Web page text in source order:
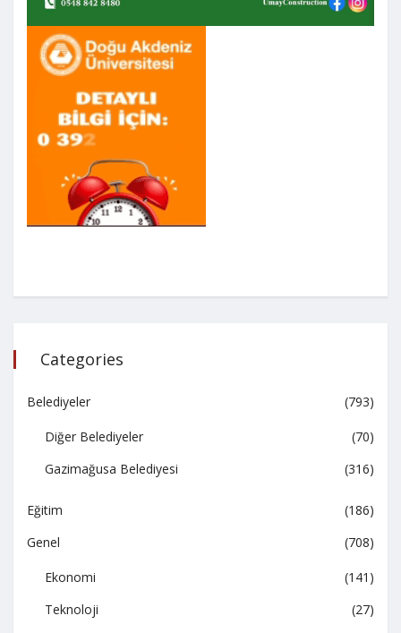
Categories
Belediyeler (793)
Diğer Belediyeler
(70)
Gazimağusa Belediyesi
(316)
Eğitim
(186)
Genel
(708)
Ekonomi
(141)
Teknoloji
(27)